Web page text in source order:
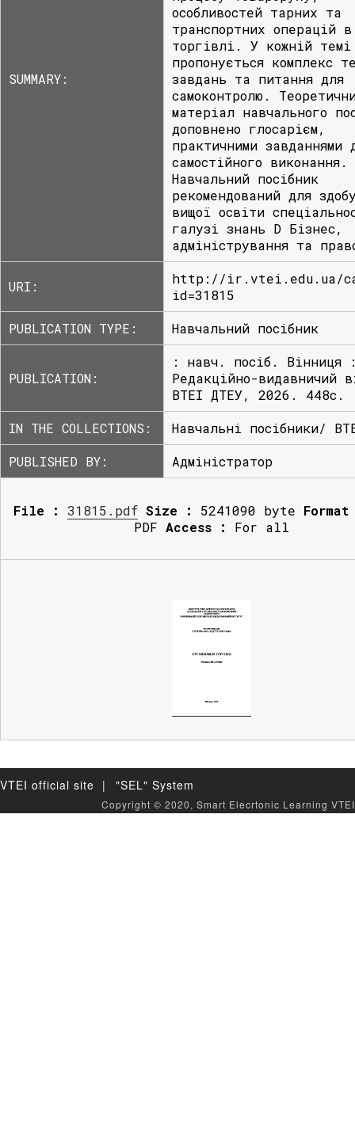
SUMMARY:
особливостей тарних та
транспортних операцій в
торгівлі. У кожній темі
пропонується комплекс
завдань та питання для
самоконтролю.
матеріал навчального
доповнено глосарієм,
практичними завданнями
самостійного виконання.
Навчальний посібник
рекомендований для
вищої освіти
галузі знань D Бізнес,
адміністрування та
URI:
http://ir.vtei.edu.ua/
id=31815
PUBLICATION TYPE:
Навчальний посібник
PUBLICATION:
: навч. посіб. Вінниця
Редакційно-видавничий
ВТЕІ ДТЕУ, 2026. 448с.
IN THE COLLECTIONS:
Навчальні посібники/
PUBLISHED BY:
Адміністратор
File : 31815.pdf Size : 5241090 byte
PDF Access : For all
VTEI official site | "SEL" System
Copyright © 2020, Smart Elecrtonic Learning VTEI